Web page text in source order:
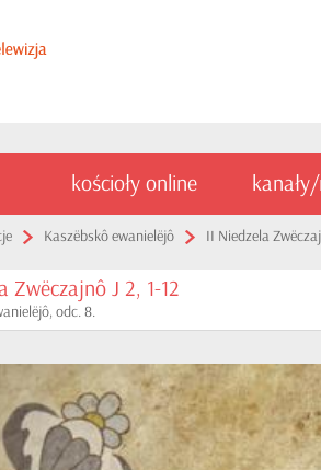
kościoły online
Kaszëbskô ewanielëjô II Niedzela
Zwëczajnô J 2, 1-12
odc. 8.